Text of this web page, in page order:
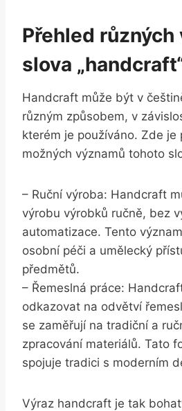
Přehled různých
slova
Handcraft může být v
různým způsobem, v
kterém je používáno. Zde je
možných významů tohoto
– Ruční výroba: Handcraft
výrobu výrobků ručně, bez
automatizace. Tento
osobní péči a umělecký
předmětů.
– Řemeslná práce:
odkazovat na odvětví
se zaměřují na tradiční a
zpracování materiálů. Tato
spojuje tradici s moderním
Výraz handcraft je tak